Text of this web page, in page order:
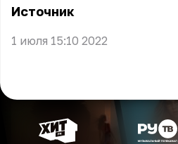
Источник
1 июля 15:10 2022